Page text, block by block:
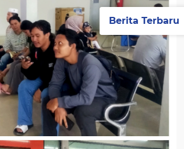
Berita Terbaru